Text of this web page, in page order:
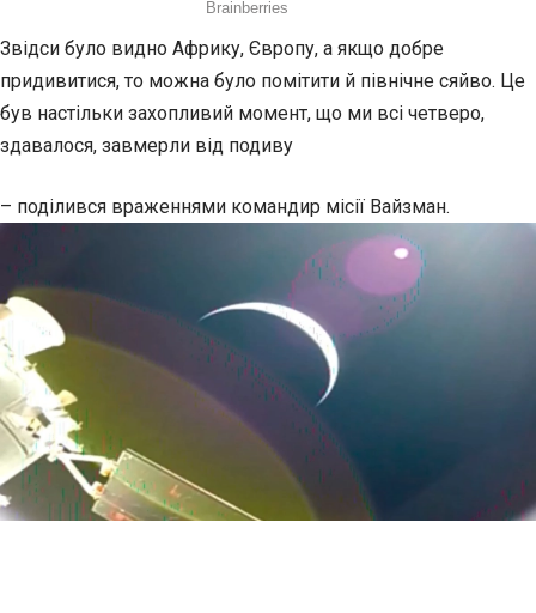
Звідси було видно Африку, Європу, а якщо добре
придивитися, то можна було помітити й північне сяйво. Це
був настільки захопливий момент, що ми всі четверо,
здавалося, завмерли від подиву
– поділився враженнями командир місії Вайзман.